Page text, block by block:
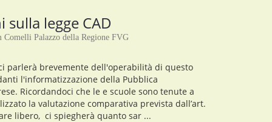
legge CAD
Palazzo della Regione FVG
parlerà brevemente dell'operabilità di questo
l'informatizzazione della Pubblica
Ricordandoci che le e scuole sono tenute a
la valutazione comparativa prevista dall’art.
libero, ci spiegherà quanto sar ...